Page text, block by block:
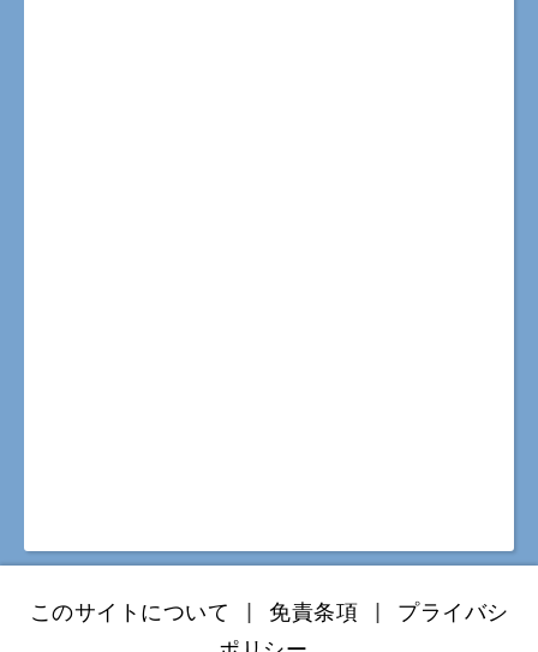
このサイトについて | 免責条項 |
プライバシ